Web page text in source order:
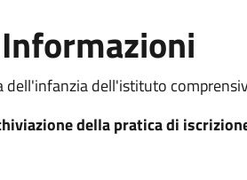
dell'infanzia dell'istituto
della pratica di